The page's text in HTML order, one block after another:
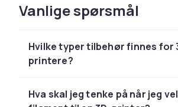
materiale og komponenter stor
slutresultatet blir.
Filament till 3d-
materiale og farger
Filament är grunden i 3d-utskrifter
flera materiale som PLA, ABS og
Vanlige spørsmål
Hvilke typer tilbehør finnes for
printere?
Hva skal jeg tenke på når jeg